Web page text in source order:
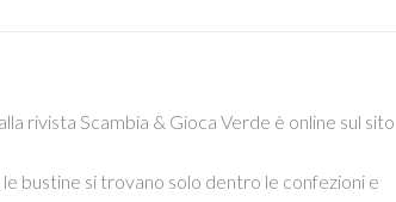
rivista Scambia & Gioca Verde è online sul sito
bustine si trovano solo dentro le confezioni e